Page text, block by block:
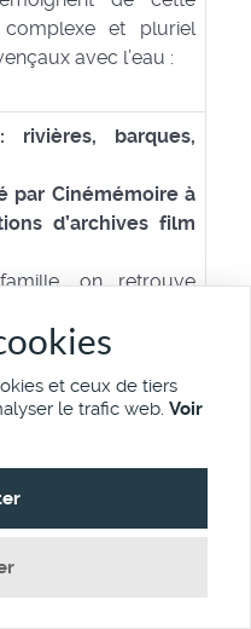
et pluriel
avec l’eau :
rivières, barques,
par Cinémémoire à
d’archives film
on retrouve
Cinémémoire
sur les lacs de
à nos jours.
(2min30)
par Cinémémoire à
et ceux de tiers
le trafic web. Voir